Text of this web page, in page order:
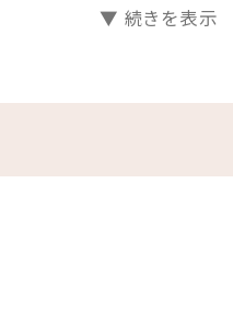
売はございません。
グ（パーク内駐車
リア沖縄公式サイ
・子供（4～11歳）：4，
り扱いはございません。
ただけるチケットです。
ケットをご購入くださ
▼ 続きを表示